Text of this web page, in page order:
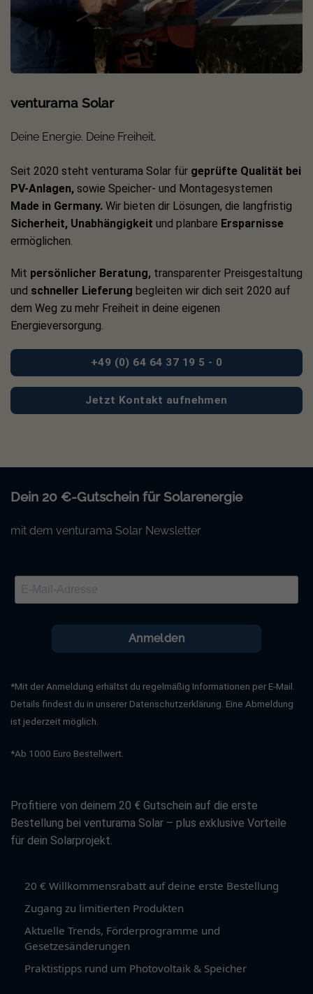
venturama Solar
Deine Energie. Deine Freiheit.
Seit 2020 steht venturama Solar für geprüfte Qualität bei
PV-Anlagen, sowie Speicher- und Montagesystemen
Made in Germany. Wir bieten dir Lösungen, die langfristig
Sicherheit, Unabhängigkeit und planbare Ersparnisse
ermöglichen.
Mit persönlicher Beratung, transparenter Preisgestaltung
und schneller Lieferung begleiten wir dich seit 2020 auf
dem Weg zu mehr Freiheit in deine eigenen
Energieversorgung.
+49 (0) 64 64 37 19 5 - 0
Jetzt Kontakt aufnehmen
Dein 20 €-Gutschein für Solarenergie
mit dem venturama Solar Newsletter
Anmelden
*Mit der Anmeldung erhältst du regelmäßig Informationen per E-Mail.
Details findest du in unserer Datenschutzerklärung. Eine Abmeldung
ist jederzeit möglich.
*Ab 1000 Euro Bestellwert.
Profitiere von deinem 20 € Gutschein auf die erste
Bestellung bei venturama Solar – plus exklusive Vorteile
für dein Solarprojekt.
20 € Willkommensrabatt auf deine erste Bestellung
Zugang zu limitierten Produkten
Aktuelle Trends, Förderprogramme und
Gesetzesänderungen
Praktistipps rund um Photovoltaik & Speicher